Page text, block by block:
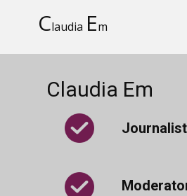
Claudia Em
Claudia Em